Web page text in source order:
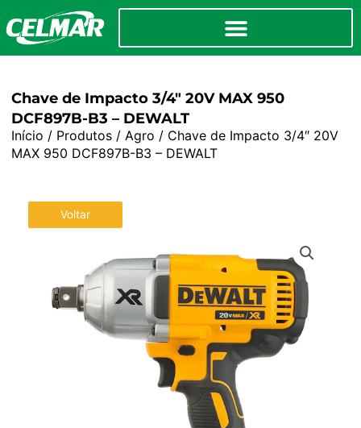
Chave de Impacto 3/4″ 20V MAX 950
DCF897B-B3 – DEWALT
Início / Produtos/ Agro / Chave de Impacto 3/4″ 20V
MAX 950 DCF897B-B3 – DEWALT
Voltar